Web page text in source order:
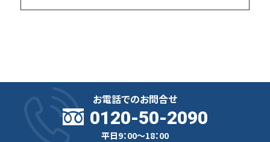
お電話でのお問合せ
0120-50-2090
平日9：00～18：00